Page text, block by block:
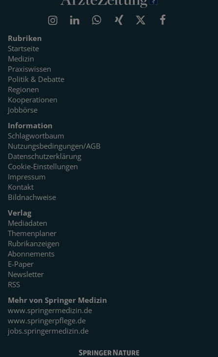
Rubriken
Startseite
Medizin
Praxiswissen
Politik & Debatte
Regionen
Kooperationen
Jobbörse
Information
Schlagwortbaum
Nutzungsbedingungen/AGB
Datenschutzerklärung
Cookie-Einstellungen
Impressum
Kontakt
Bildnachweise
Verlag
Mediadaten
Themenplaner
Rubrikanzeigen
Abonnements
E-Paper
Newsletter
RSS
Mehr von Springer Medizin
www.springermedizin.de
www.springerpflege.de
jobs.springermedizin.de